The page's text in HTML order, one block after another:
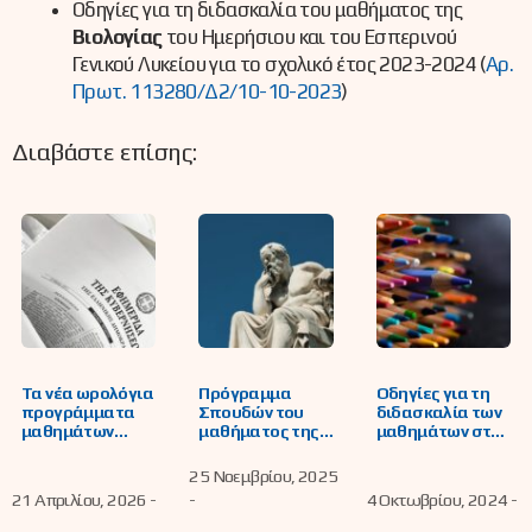
Οδηγίες για τη διδασκαλία του μαθήματος της
Βιολογίας του Ημερήσιου και του Εσπερινού
Γενικού Λυκείου για το σχολικό έτος 2023-2024 (Αρ.
Πρωτ. 113280/Δ2/10-10-2023)
Διαβάστε επίσης:
Τα νέα ωρολόγια
προγράμματα
μαθημάτων
Μουσικών και
21 Απριλίου, 2026 -
Πρόγραμμα
Σπουδών του
μαθήματος της
Γυμνάσιο και για
το Λύκειο
25 Νοεμβρίου, 2025
-
Οδηγίες για τη
διδασκαλία των
μαθημάτων στο
4 Οκτωβρίου, 2024 -